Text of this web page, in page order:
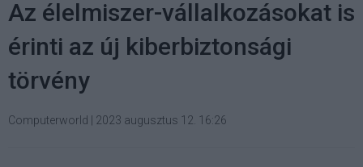
Az élelmiszer-vállalkozásokat is
érinti az új kiberbiztonsági
törvény
Computerworld 2023 augusztus 12. 16:26